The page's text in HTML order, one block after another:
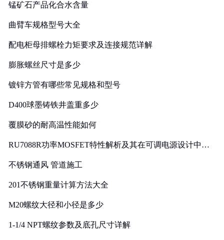
锰矿石产品化合水含量
曲臂车规格型号大全
配电柜母排螺栓力矩要求及连接规范详解
膨胀螺丝尺寸是多少
镀锌方管有哪些常见规格和型号
D400球墨铸铁井盖重多少
覆膜砂的耐高温性能如何
RU7088R功率MOSFET特性解析及其在可调电源设计中的
不锈钢通风 管道施工
201不锈钢重量计算方法大全
M20螺纹大径和小径是多少
1-1/4 NPT螺纹参数及底孔尺寸详解